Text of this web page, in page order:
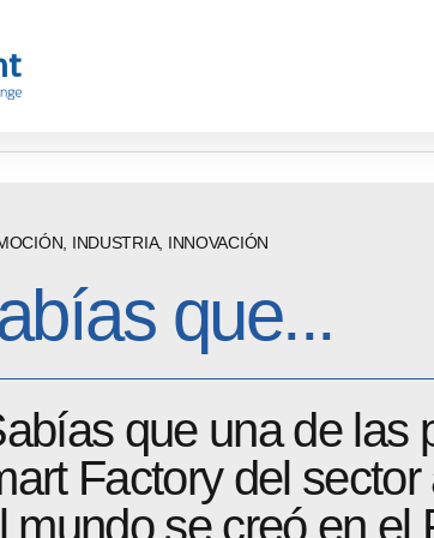
INDUSTRIA, INNOVACIÓN
que...
que una de las
Factory del
mundo se creó en el